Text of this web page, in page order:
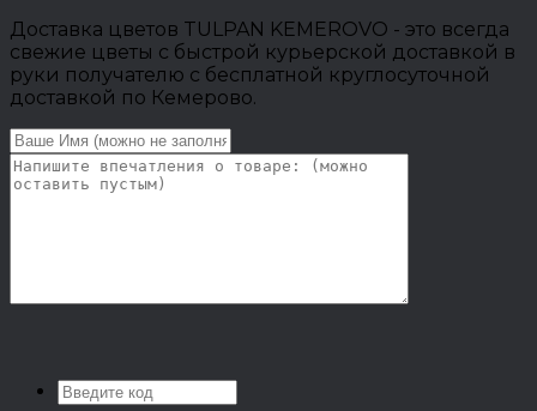
Доставка цветов TULPAN KEMEROVO - это всегда
свежие цветы с быстрой курьерской доставкой в
руки получателю с бесплатной круглосуточной
доставкой по Кемерово.